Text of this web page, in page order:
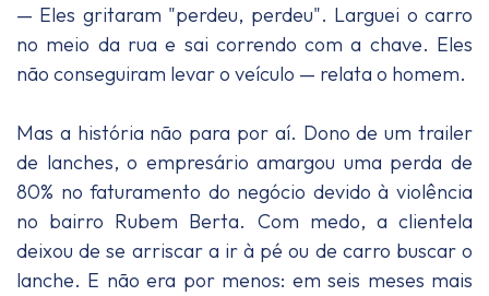
— Eles gritaram "perdeu, perdeu". Larguei o carro
no meio da rua e sai correndo com a chave. Eles
não conseguiram levar o veículo — relata o homem.
Mas a história não para por aí. Dono de um trailer
de lanches, o empresário amargou uma perda de
80% no faturamento do negócio devido à violência
no bairro Rubem Berta. Com medo, a clientela
deixou de se arriscar a ir à pé ou de carro buscar o
lanche. E não era por menos: em seis meses mais